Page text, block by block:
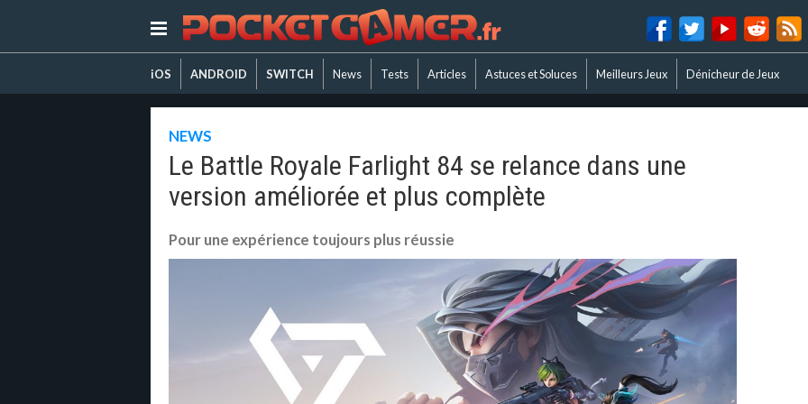
iOS ANDROID SWITCH News Tests Articles Astuces et Soluces Meilleurs Jeux Dénicheur de Jeux
NEWS
Le Battle Royale Farlight 84 se relance dans une
version améliorée et plus complète
Pour une expérience toujours plus réussie